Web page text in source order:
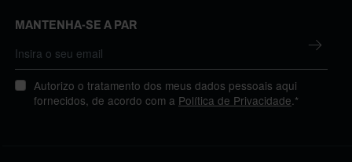
MANTENHA-SE A PAR
Autorizo o tratamento dos meus dados pessoais aqui
fornecidos, de acordo com a Política de Privacidade .*